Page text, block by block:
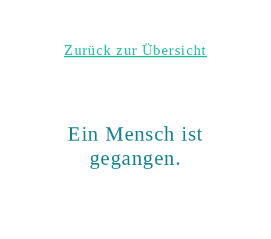
Zurück zur Übersicht
Ein Mensch ist
gegangen.